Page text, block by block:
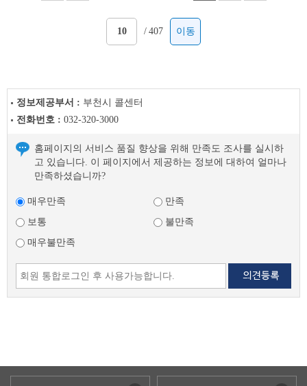
/ 407 이동
정보제공부서 : 부천시 콜센터
전화번호 : 032-320-3000
홈페이지의 서비스 품질 향상을 위해 만족도 조사를 실시하
고 있습니다. 이 페이지에서 제공하는 정보에 대하여 얼마나
만족하셨습니까?
매우만족
만족
보통
불만족
매우불만족